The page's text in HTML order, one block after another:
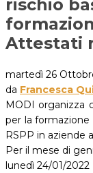
rischio
Attestati
martedì 26
da Francesca
MODI organizza
per la formazione
RSPP in aziende
Per il mese di
lunedì 24/01/